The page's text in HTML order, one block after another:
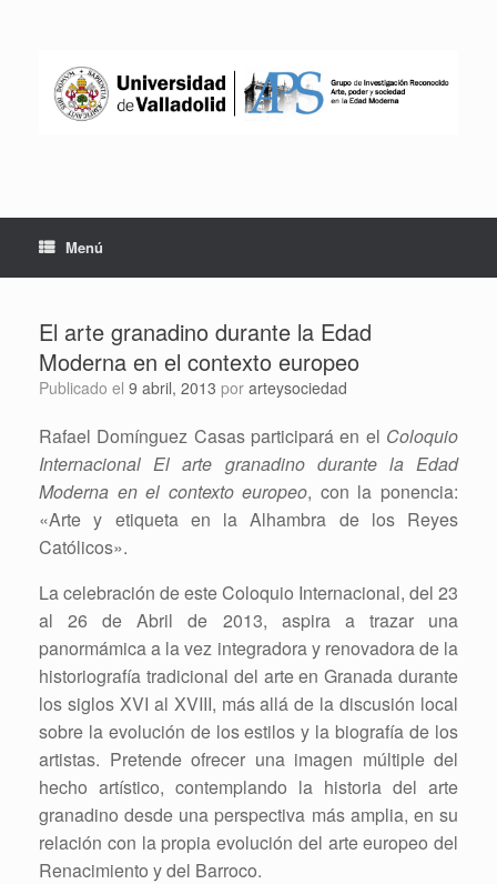
Menú
El arte granadino durante la Edad
Moderna en el contexto europeo
Publicado el 9 abril, 2013 por arteysociedad
Rafael Domínguez Casas participará en el Coloquio
Internacional El arte granadino durante la Edad
Moderna en el contexto europeo, con la ponencia:
«Arte y etiqueta en la Alhambra de los Reyes
Católicos».
La celebración de este Coloquio Internacional, del 23
al 26 de Abril de 2013, aspira a trazar una
panormámica a la vez integradora y renovadora de la
historiografía tradicional del arte en Granada durante
los siglos XVI al XVIII, más allá de la discusión local
sobre la evolución de los estilos y la biografía de los
artistas. Pretende ofrecer una imagen múltiple del
hecho artístico, contemplando la historia del arte
granadino desde una perspectiva más amplia, en su
relación con la propia evolución del arte europeo del
Renacimiento y del Barroco.